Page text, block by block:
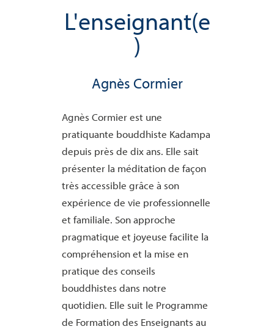
L'enseignant(e
)
Agnès Cormier
Agnès Cormier est une
pratiquante bouddhiste Kadampa
depuis près de dix ans. Elle sait
présenter la méditation de façon
très accessible grâce à son
expérience de vie professionnelle
et familiale. Son approche
pragmatique et joyeuse facilite la
compréhension et la mise en
pratique des conseils
bouddhistes dans notre
quotidien. Elle suit le Programme
de Formation des Enseignants au